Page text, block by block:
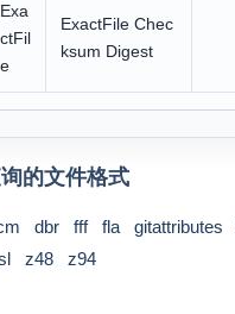
Exa
ctFil
e
ExactFile Chec
ksum Digest
的文件格式
dbr fff fla gitattributes
z48 z94